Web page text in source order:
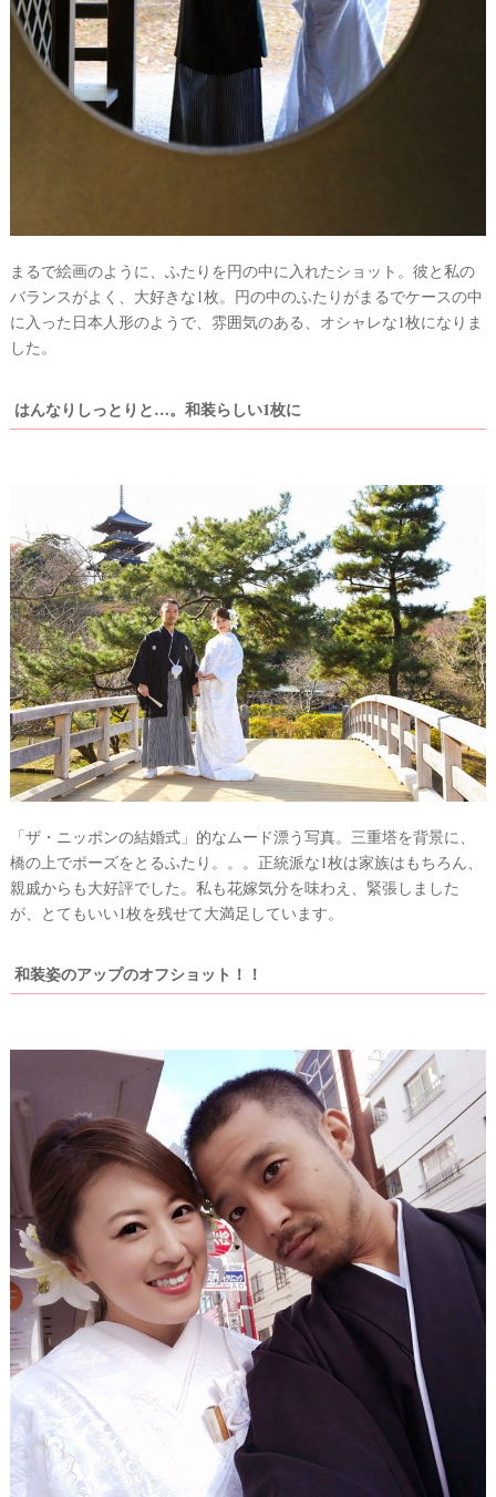
まるで絵画のように、ふたりを円の中に入れたショット。彼と私の
バランスがよく、大好きな1枚。円の中のふたりがまるでケースの中
に入った日本人形のようで、雰囲気のある、オシャレな1枚になりま
した。
はんなりしっとりと…。和装らしい1枚に
「ザ・ニッポンの結婚式」的なムード漂う写真。三重塔を背景に、
橋の上でポーズをとるふたり。。。正統派な1枚は家族はもちろん、
親戚からも大好評でした。私も花嫁気分を味わえ、緊張しました
が、とてもいい1枚を残せて大満足しています。
和装姿のアップのオフショット！！